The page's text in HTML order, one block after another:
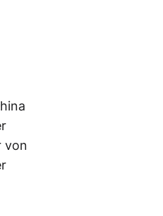
von